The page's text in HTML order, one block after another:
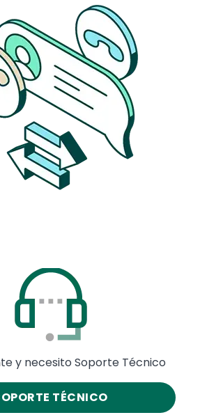
y necesito Soporte Técnico
TÉCNICO